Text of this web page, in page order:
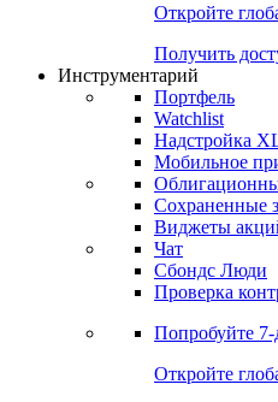
Откройте
Получить
Инструментарий
Портфель
Watchlist
Надстройка
Мобильное
Сохраненные
Виджеты
Чат
Сбондс Люди
Проверка
Попробуйте
Откройте